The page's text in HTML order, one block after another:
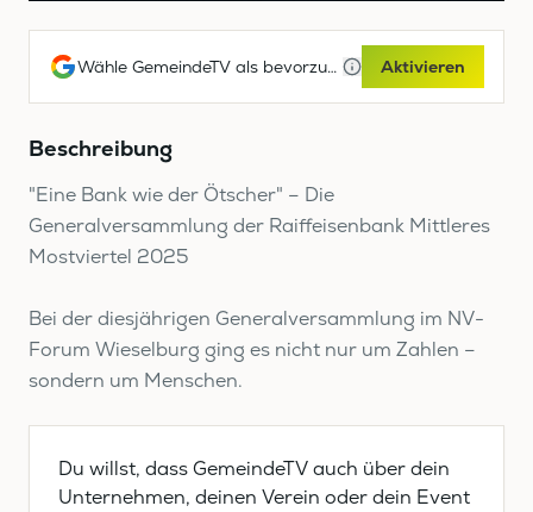
Wähle GemeindeTV als bevorzugte Google-Quelle Aktivieren
Beschreibung
"Eine Bank wie der Ötscher" – Die
Generalversammlung der Raiffeisenbank Mittleres
Mostviertel 2025
Bei der diesjährigen Generalversammlung im NV-
Forum Wieselburg ging es nicht nur um Zahlen –
sondern um Menschen.
Du willst, dass GemeindeTV auch über dein
Unternehmen, deinen Verein oder dein Event